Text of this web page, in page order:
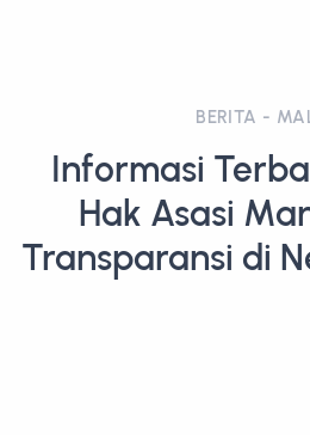
BERITA -
Informasi
Hak Asasi
Transparansi di